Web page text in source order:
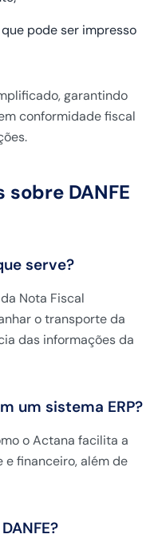
que pode ser impresso
garantindo
conformidade fiscal
DANFE
serve?
Nota Fiscal
o transporte da
das informações da
um sistema ERP?
o Actana facilita a
e financeiro, além de